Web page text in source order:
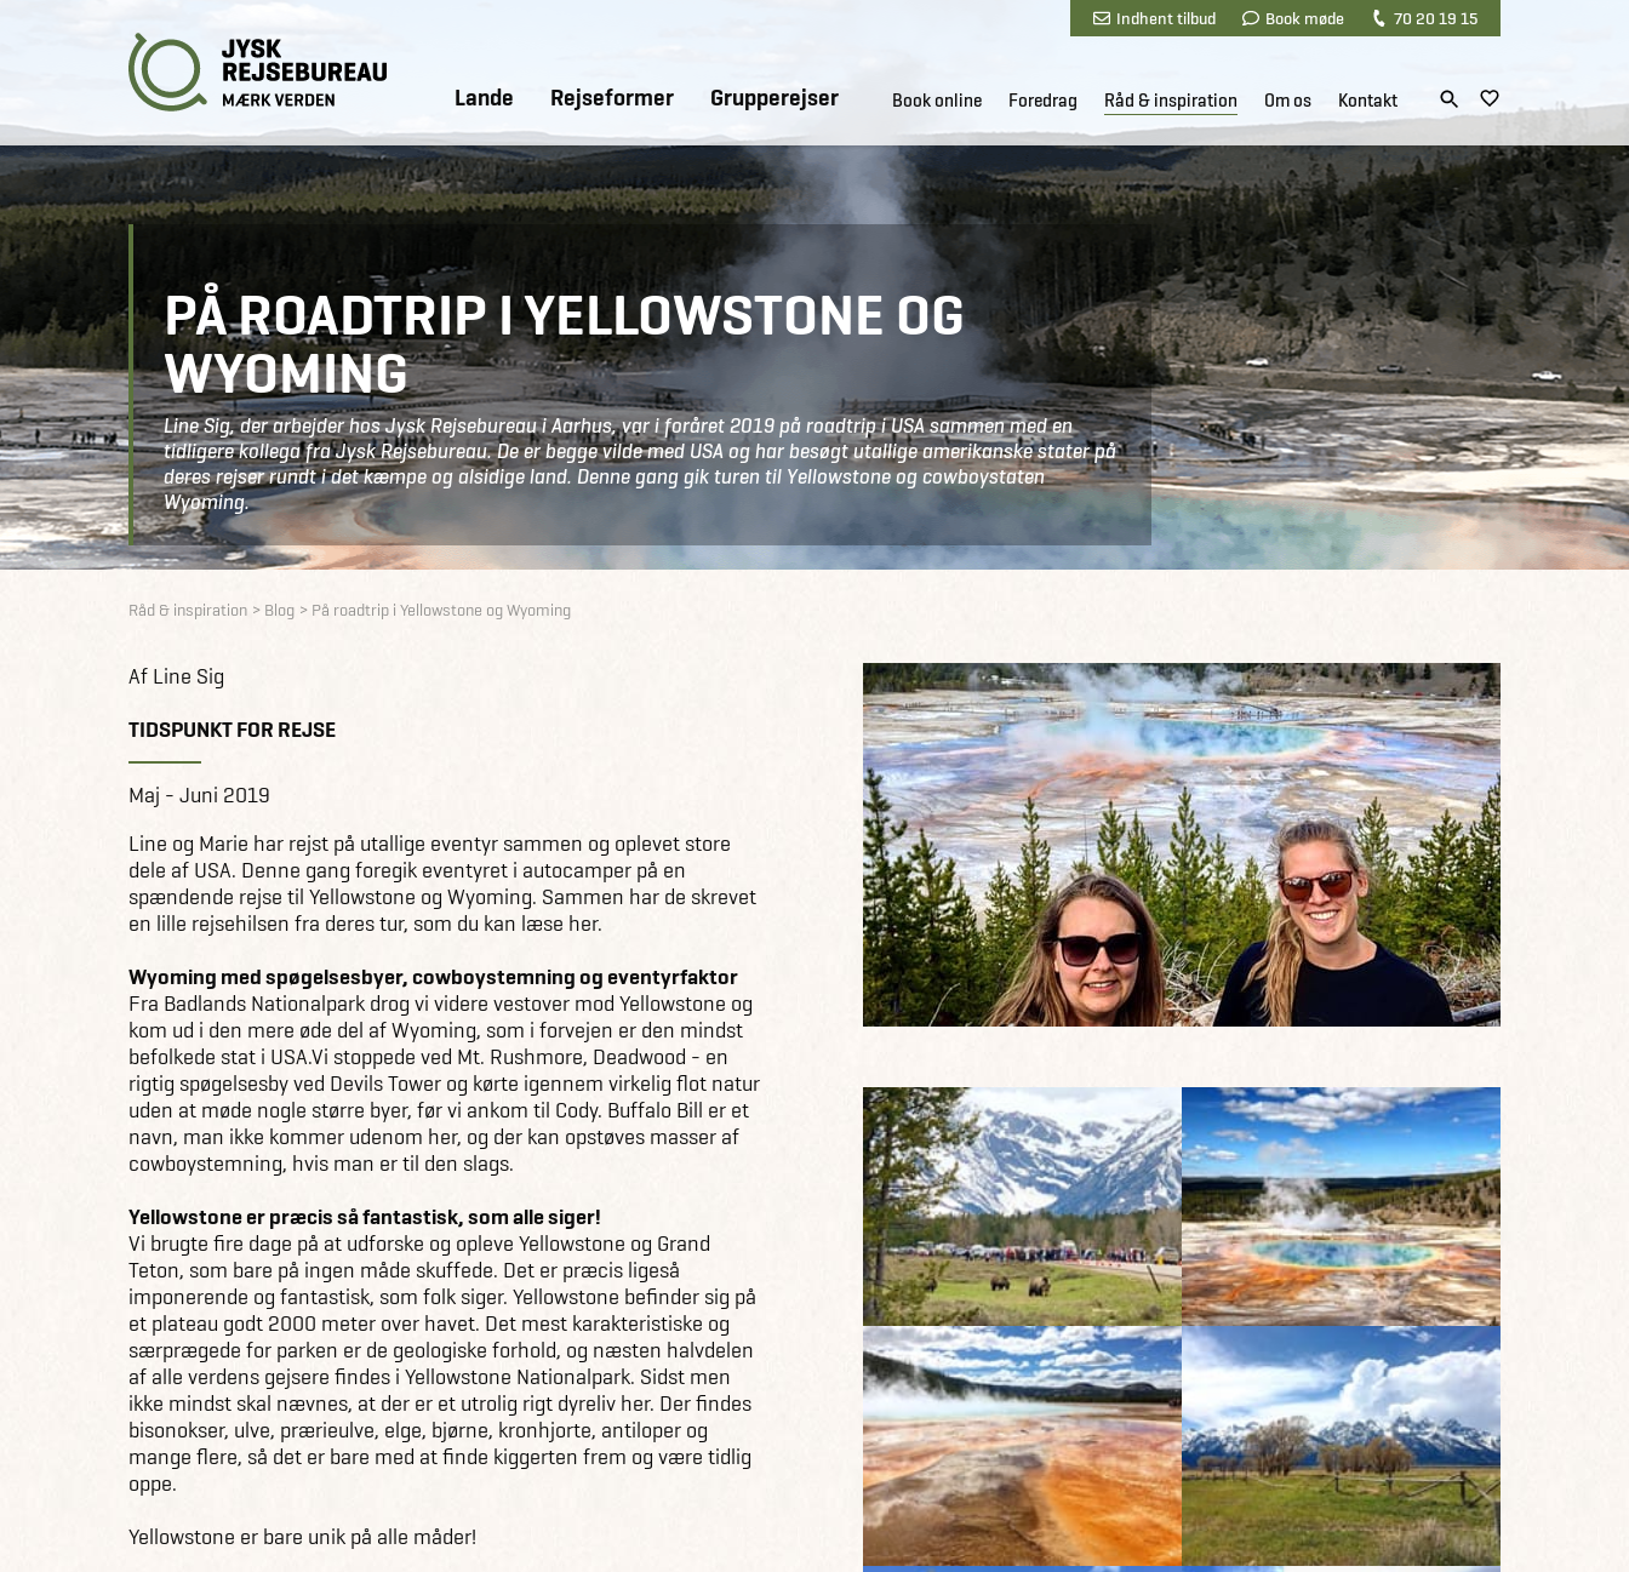
Indhent tilbud Book møde 70 20 19 15
Lande Rejseformer Grupperejser Book online Foredrag Råd & inspiration Om os Kontakt
PÅ ROADTRIP I YELLOWSTONE OG
WYOMING
Line Sig, der arbejder hos Jysk Rejsebureau i Aarhus, var i foråret 2019 på roadtrip i USA sammen med en
tidligere kollega fra Jysk Rejsebureau. De er begge vilde med USA og har besøgt utallige amerikanske stater på
deres rejser rundt i det kæmpe og alsidige land. Denne gang gik turen til Yellowstone og cowboystaten
Wyoming.
Råd & inspiration Blog På roadtrip i Yellowstone og Wyoming
Af Line Sig
TIDSPUNKT FOR REJSE
Maj - Juni 2019
Line og Marie har rejst på utallige eventyr sammen og oplevet store
dele af USA. Denne gang foregik eventyret i autocamper på en
spændende rejse til Yellowstone og Wyoming. Sammen har de skrevet
en lille rejsehilsen fra deres tur, som du kan læse her.
Wyoming med spøgelsesbyer, cowboystemning og eventyrfaktor
Fra Badlands Nationalpark drog vi videre vestover mod Yellowstone og
kom ud i den mere øde del af Wyoming, som i forvejen er den mindst
befolkede stat i USA.Vi stoppede ved Mt. Rushmore, Deadwood - en
rigtig spøgelsesby ved Devils Tower og kørte igennem virkelig flot natur
uden at møde nogle større byer, før vi ankom til Cody. Buffalo Bill er et
navn, man ikke kommer udenom her, og der kan opstøves masser af
cowboystemning, hvis man er til den slags.
Yellowstone er præcis så fantastisk, som alle siger!
Vi brugte fire dage på at udforske og opleve Yellowstone og Grand
Teton, som bare på ingen måde skuffede. Det er præcis ligeså
imponerende og fantastisk, som folk siger. Yellowstone befinder sig på
et plateau godt 2000 meter over havet. Det mest karakteristiske og
særprægede for parken er de geologiske forhold, og næsten halvdelen
af alle verdens gejsere findes i Yellowstone Nationalpark. Sidst men
ikke mindst skal nævnes, at der er et utrolig rigt dyreliv her. Der findes
bisonokser, ulve, prærieulve, elge, bjørne, kronhjorte, antiloper og
mange flere, så det er bare med at finde kiggerten frem og være tidlig
oppe.
Yellowstone er bare unik på alle måder!